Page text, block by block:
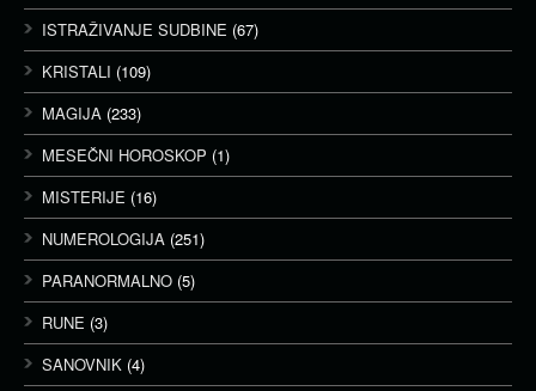
ISTRAŽIVANJE SUDBINE (67)
KRISTALI (109)
MAGIJA (233)
MESEČNI HOROSKOP (1)
MISTERIJE (16)
NUMEROLOGIJA (251)
PARANORMALNO (5)
RUNE (3)
SANOVNIK (4)